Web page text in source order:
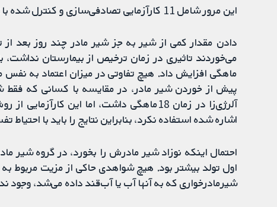
این مرور شامل 11 کارآزمایی تصادفی‌سازی و کنترل شده با 2542 نوزاد است.
دادن مقدار کمی از شیر به جز شیر مادر چند روز بعد از
می‌خوردند تاثیری در زمان ترخیص از بیمارستان
ماهگی افزایش داد. هیچ تفاوتی در میزان اعتماد به
پیش از خوردن شیر مادر، در مقایسه با کسانی که فقط
آلرژی‌زا در زمان 18ماهگی داشت، اما این
اشاره شده استفاده نکرد، بنابراین نتایج را باید با احتیاط
احتمال اینکه نوزاد شیر مادرش را بخورد، در گروه شیر
اول تولد بیشتر بود. هیچ شواهدی حاکی از مزیت مربوط
شیرمادرخواری که به آنها آب یا آب‌قند داده می‌شد، وجود